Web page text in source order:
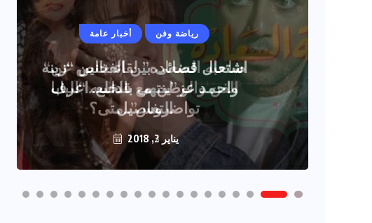
أخبار عامة رياضة وفن
اشتعال قضائى بين الفنانين “زينه
واحمد عز”ينتهى بالخلع..اعرف
التفاصيل
يناير 2, 2018